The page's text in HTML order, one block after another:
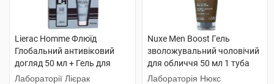
Lierac Homme Флюїд
Глобальний антивіковий
догляд 50 мл + Гель для
душу 200 мл 1 набір
Лабораторії Лієрак
Nuxe Men Boost Гель
зволожувальний чоловічий
для обличчя 50 мл 1 туба
Лабораторія Нюкс